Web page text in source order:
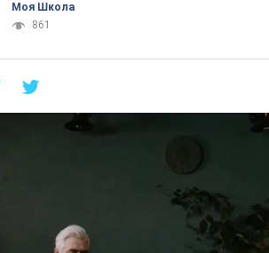
Моя Школа
861